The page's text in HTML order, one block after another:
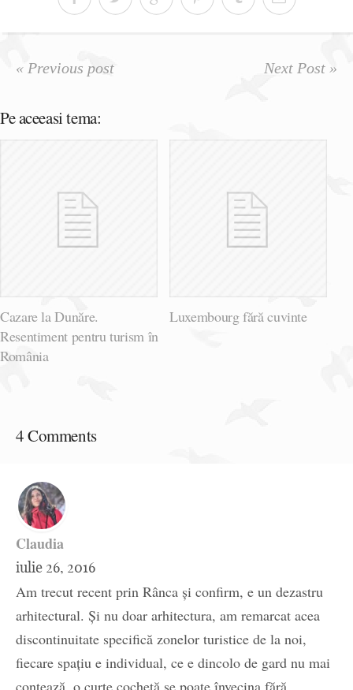
« Previous post Next Post »
Pe aceeasi tema:
Cazare la Dunăre.
Resentiment pentru turism în
România
Luxembourg fără cuvinte
4 Comments
Claudia
iulie 26, 2016
Am trecut recent prin Rânca și confirm, e un dezastru
arhitectural. Și nu doar arhitectura, am remarcat acea
discontinuitate specifică zonelor turistice de la noi,
fiecare spațiu e individual, ce e dincolo de gard nu mai
contează, o curte cochetă se poate învecina fără